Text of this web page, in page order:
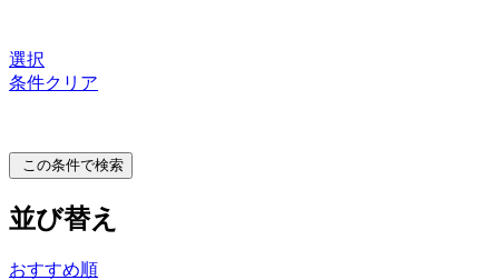
選択
条件クリア
この条件で検索
並び替え
おすすめ順